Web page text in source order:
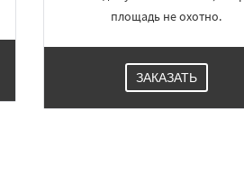
площадь не охотно.
ЗАКАЗАТЬ